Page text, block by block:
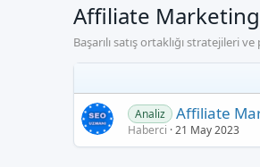
Affiliate Marketing
Başarılı satış ortaklığı
Analiz Affiliate
Haberci 21 May 2023